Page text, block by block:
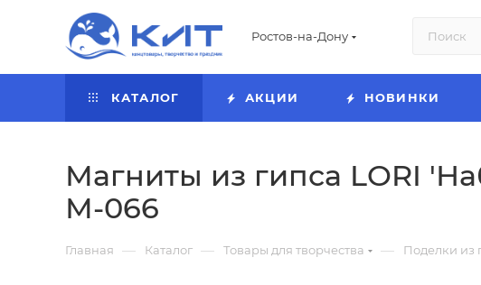
Ростов-на-Дону
КАТАЛОГ АКЦИИ НОВИНКИ
Магниты из гипса LORI
М-066
Главная — Каталог — Товары для творчества — Поделки из